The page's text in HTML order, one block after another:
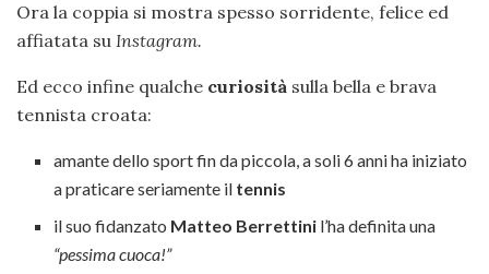
Ora la coppia si mostra spesso sorridente, felice ed
affiatata su Instagram.
Ed ecco infine qualche curiosità sulla bella e brava
tennista croata:
amante dello sport fin da piccola, a soli 6 anni ha iniziato
a praticare seriamente il tennis
il suo fidanzato Matteo Berrettini l’ha definita una
“pessima cuoca!”